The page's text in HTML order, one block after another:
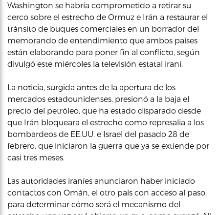
Washington se habría comprometido a retirar su
cerco sobre el estrecho de Ormuz e Irán a restaurar el
tránsito de buques comerciales en un borrador del
memorando de entendimiento que ambos países
están elaborando para poner fin al conflicto, según
divulgó este miércoles la televisión estatal iraní.
La noticia, surgida antes de la apertura de los
mercados estadounidenses, presionó a la baja el
precio del petróleo, que ha estado disparado desde
que Irán bloqueara el estrecho como represalia a los
bombardeos de EE.UU. e Israel del pasado 28 de
febrero, que iniciaron la guerra que ya se extiende por
casi tres meses.
Las autoridades iraníes anunciaron haber iniciado
contactos con Omán, el otro país con acceso al paso,
para determinar cómo será el mecanismo del